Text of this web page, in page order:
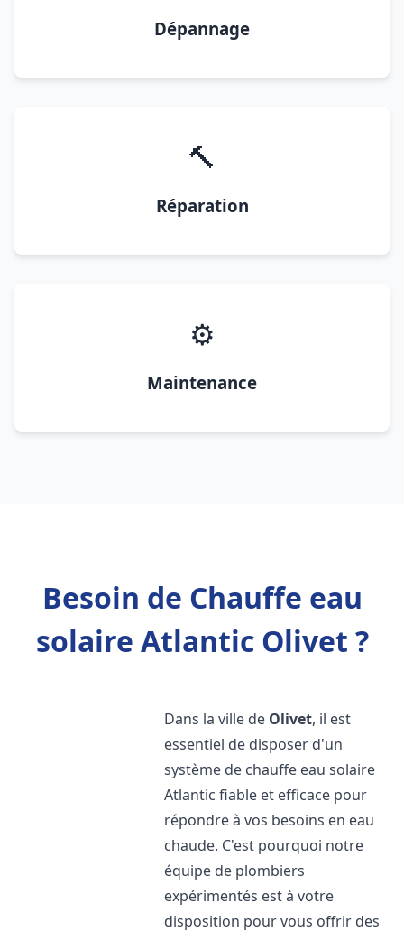
Dépannage
🔨
Réparation
⚙️
Maintenance
Besoin de Chauffe eau
solaire Atlantic Olivet ?
Dans la ville de Olivet, il est
essentiel de disposer d'un
système de chauffe eau solaire
Atlantic fiable et efficace pour
répondre à vos besoins en eau
chaude. C'est pourquoi notre
équipe de plombiers
expérimentés est à votre
disposition pour vous offrir des